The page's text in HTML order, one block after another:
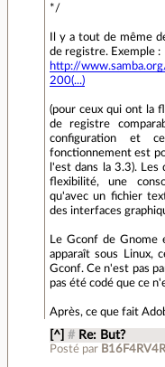
*/
Il y a tout de même
de registre. Exemple :
http://
200(...)
(pour ceux qui ont la
de registre
configuration et
fonctionnement est
l'est dans la 3.3).
flexibilité, une
qu'avec un fichier
des interfaces
Le Gconf de
apparaît sous Linux,
Gconf. Ce n'est pas
pas été codé que ce
Après, ce que fait
[^] # Re: But?
Posté par